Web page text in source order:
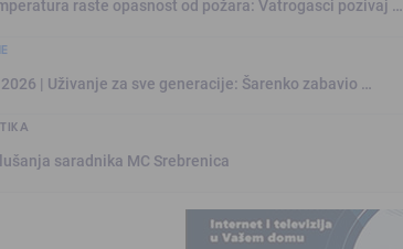
raste opasnost od požara: Vatrogasci pozivaj …
| Uživanje za sve generacije: Šarenko zabavio …
saradnika MC Srebrenica